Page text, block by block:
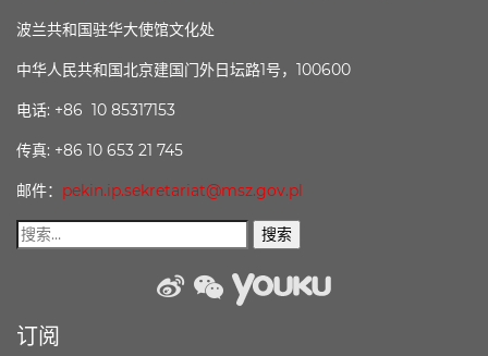
波兰共和国驻华大使馆文化处
中华人民共和国北京建国门外日坛路1号，100600
电话: +86 10 85317153
传真: +86 10 653 21 745
邮件： pekin.ip.sekretariat@msz.gov.pl
订阅